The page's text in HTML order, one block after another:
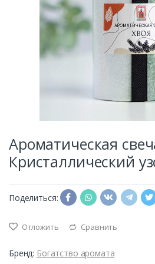
Ароматическая
Кристаллический
Поделиться:
Отложить Сравнить
Бренд: Богатство аромата